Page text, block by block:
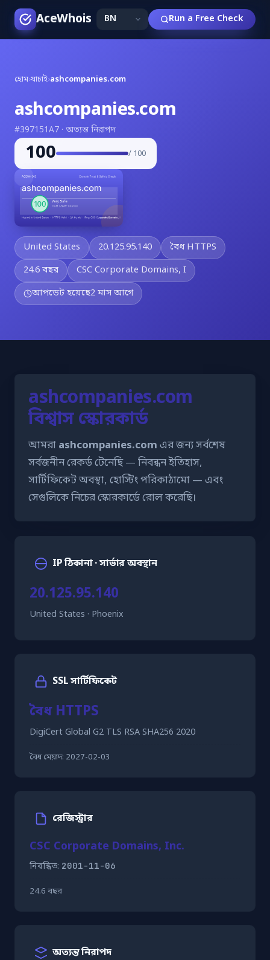
AceWhois Run a Free Check
হোম›যাচাই›ashcompanies.com
ashcompanies.com
#397151A7 · অত্যন্ত নিরাপদ
100 / 100
United States 20.125.95.140
বৈধ HTTPS
24.6 বছর
CSC Corporate Domains, I
আপডেট হয়েছে2 মাস আগে
ashcompanies.com
বিশ্বাস স্কোরকার্ড
আমরা ashcompanies.com এর জন্য সর্বশেষ
সর্বজনীন রেকর্ড টেনেছি — নিবন্ধন ইতিহাস,
সার্টিফিকেট অবস্থা, হোস্টিং পরিকাঠামো — এবং
সেগুলিকে নিচের স্কোরকার্ডে রোল করেছি।
IP ঠিকানা · সার্ভার অবস্থান
20.125.95.140
United States · Phoenix
SSL সার্টিফিকেট
বৈধ HTTPS
DigiCert Global G2 TLS RSA SHA256 2020
বৈধ মেয়াদ: 2027-02-03
রেজিস্ট্রার
CSC Corporate Domains, Inc.
নিবন্ধিত: 2001-11-06
24.6 বছর
অত্যন্ত নিরাপদ